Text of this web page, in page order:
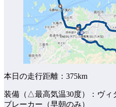
本日の走行距離：375km
装備（△最高気温30度）：ヴィ
ブレーカー（早朝のみ）